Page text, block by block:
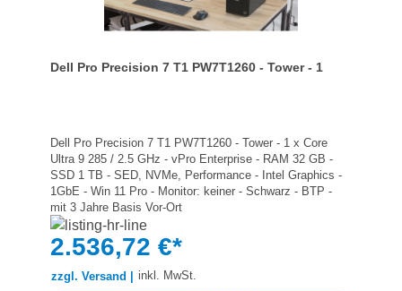
Dell Pro Precision 7 T1 PW7T1260 - Tower - 1
Dell Pro Precision 7 T1 PW7T1260 - Tower - 1 x Core
Ultra 9 285 / 2.5 GHz - vPro Enterprise - RAM 32 GB -
SSD 1 TB - SED, NVMe, Performance - Intel Graphics -
1GbE - Win 11 Pro - Monitor: keiner - Schwarz - BTP -
mit 3 Jahre Basis Vor-Ort
2.536,72 €*
zzgl. Versand | inkl. MwSt.